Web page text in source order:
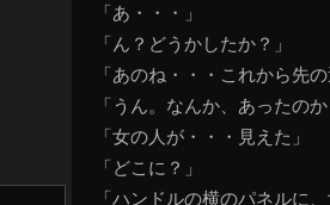
「あ・・・」
「ん？どうかしたか？」
「あのね・・・これから先
「うん。なんか、あったの
「女の人が・・・見えた」
「どこに？」
「ハンドルの横のパネルに